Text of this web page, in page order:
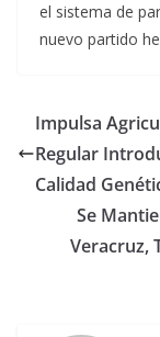
el sistema de
nuevo partido
Impulsa
Regular
Calidad
Se
Veracruz,